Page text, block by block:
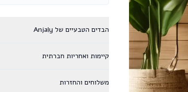
הבדים הטבעיים של Anjaly
קיימות ואחריות חברתית
משלוחים והחזרות